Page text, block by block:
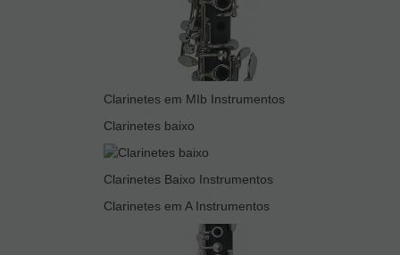
Clarinetes em MIb Instrumentos
Clarinetes baixo
Clarinetes Baixo Instrumentos
Clarinetes em A Instrumentos